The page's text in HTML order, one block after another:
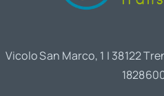
Vicolo San Marco, 1 | 38122